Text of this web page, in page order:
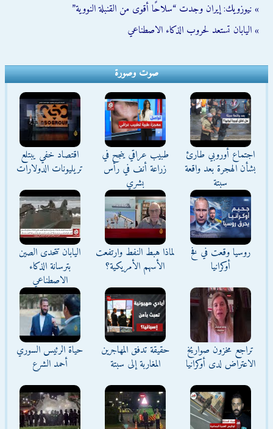
» نيوزويك: إيران وجدت “سلاحًا أقوى من القنبلة النووية”
» اليابان تستعد لحروب الذكاء الاصطناعي
صوت وصورة
اجتماع أوروبي طارئ
بشأن الهجرة بعد واقعة
سبتة
طبيب عراقي ينجح في
زراعة أنف في رأس
بشري
اقتصاد خفي يبتلع
تريليونات الدولارات
روسيا وقعت في فخ
أوكرانيا
لماذا هبط النفط وارتفعت
الأسهم الأمريكية؟
اليابان تتحدى الصين
بترسانة الذكاء
الاصطناعي
تراجع مخزون صواريخ
الاعتراض لدى أوكرانيا
حقيقة تدفق المهاجرين
المغاربة إلى سبتة
حياة الرئيس السوري
أحمد الشرع